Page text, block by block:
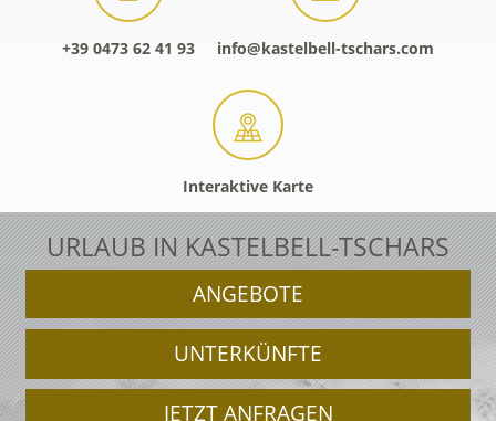
+39 0473 62 41 93 info@kastelbell-tschars.com
Interaktive Karte
URLAUB IN KASTELBELL-TSCHARS
ANGEBOTE
UNTERKÜNFTE
JETZT ANFRAGEN